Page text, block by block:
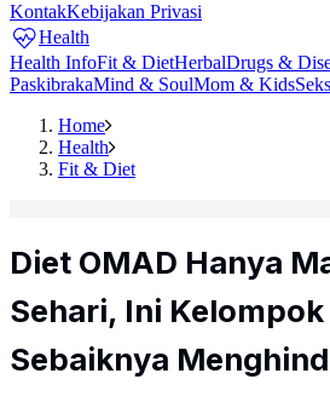
KontakKebijakan Privasi
Health
Health InfoFit & DietHerbalDrugs &
PaskibrakaMind & SoulMom & KidsSeks
Home
Health
Fit & Diet
Diet OMAD Hanya
Sehari, Ini
Sebaiknya